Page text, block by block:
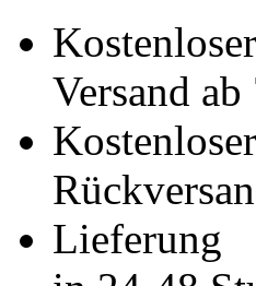
Kostenloser
Versand ab
Kostenloser
Lieferung